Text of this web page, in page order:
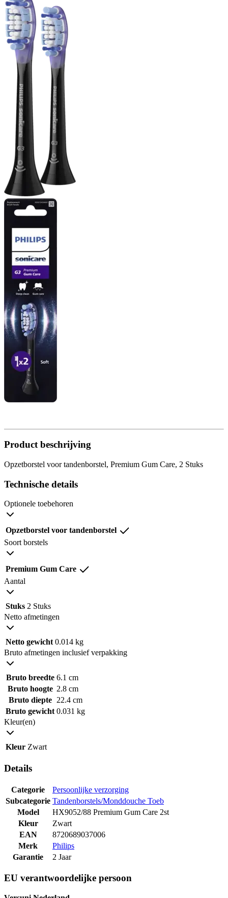
Product beschrijving
Opzetborstel voor tandenborstel, Premium Gum Care, 2 Stuks
Technische details
Optionele toebehoren
Opzetborstel voor tandenborstel
Soort borstels
Premium Gum Care
Aantal
Stuks 2 Stuks
Netto afmetingen
Netto gewicht 0.014 kg
Bruto afmetingen inclusief verpakking
Bruto breedte 6.1 cm
Bruto hoogte 2.8 cm
Bruto diepte
22.4 cm
Bruto gewicht 0.031 kg
Kleur(en)
Kleur Zwart
Details
Categorie
Persoonlijke verzorging
Subcategorie Tandenborstels/Monddouche Toeb
Model
HX9052/88 Premium Gum Care 2st
Kleur
Zwart
EAN
8720689037006
Merk
Philips
Garantie
2 Jaar
EU verantwoordelijke persoon